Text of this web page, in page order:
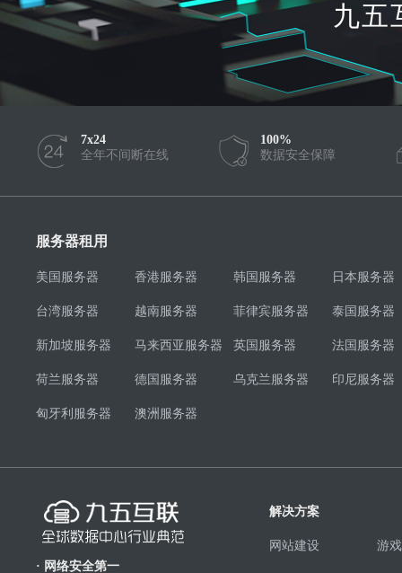
九五
7x24
全年不间断在线
100%
数据安全保障
服务器租用
美国服务器 香港服务器 韩国服务器 日本服务器
台湾服务器 越南服务器 菲律宾服务器 泰国服务器
新加坡服务器 马来西亚服务器 英国服务器 法国服务器
荷兰服务器 德国服务器 乌克兰服务器 印尼服务器
匈牙利服务器 澳洲服务器
· 网络安全第一
解决方案
网站建设 游